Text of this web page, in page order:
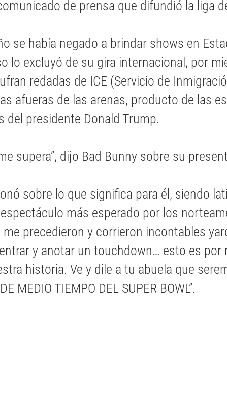
de prensa que difundió la liga
se había negado a brindar shows en
lo excluyó de su gira internacional, por
redadas de ICE (Servicio de
afueras de las arenas, producto de las
del presidente Donald Trump.
supera”, dijo Bad Bunny sobre su
sobre lo que significa para él, siendo
más esperado por los
me precedieron y corrieron incontables
y anotar un touchdown… esto es por
historia. Ve y dile a tu abuela que
MEDIO TIEMPO DEL SUPER BOWL”.